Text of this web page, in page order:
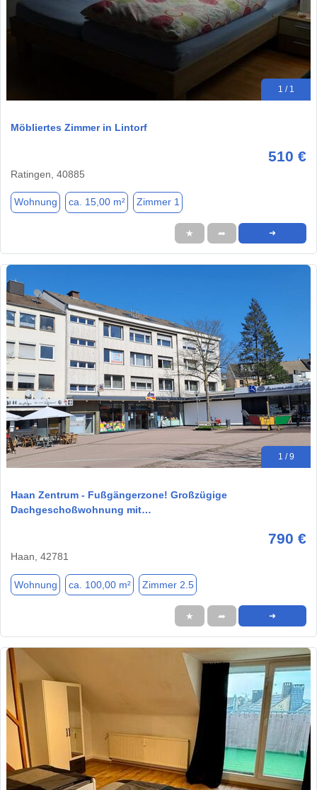
1 / 1
Möbliertes Zimmer in Lintorf
510 €
Ratingen, 40885
Wohnung ca. 15,00 m² Zimmer 1
★ ➦ ➜
1 / 9
Haan Zentrum - Fußgängerzone! Großzügige
Dachgeschoßwohnung mit…
790 €
Haan, 42781
Wohnung ca. 100,00 m² Zimmer 2.5
★ ➦ ➜